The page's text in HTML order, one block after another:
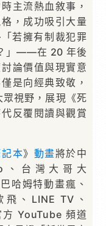
主流熱血敘事，
，成功吸引大量
若擁有制裁犯罪
」——在 20 年後
論價值與現實意
是向經典致敬，
視野，展現《死
反覆閱讀與觀賞
本》 動畫將於中
、台灣大哥大
哈姆特動畫瘋、
、LINE TV、
YouTube 頻道